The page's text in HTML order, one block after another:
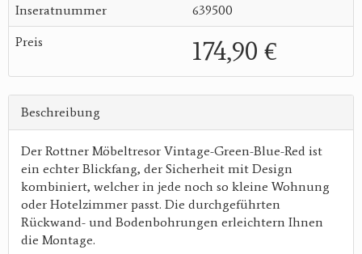
Inseratnummer 639500
Preis 174,90 €
Beschreibung
Der Rottner Möbeltresor Vintage-Green-Blue-Red ist
ein echter Blickfang, der Sicherheit mit Design
kombiniert, welcher in jede noch so kleine Wohnung
oder Hotelzimmer passt. Die durchgeführten
Rückwand- und Bodenbohrungen erleichtern Ihnen
die Montage.